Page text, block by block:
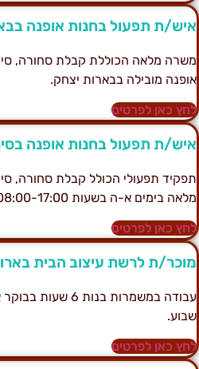
ת תפעול בחנות אופנה
מלאה הכוללת קבלת סחורה,
מובילה בבארות יצחק.
כאן לפרטים
ת תפעול בחנות אופנה
תפעולי הכולל קבלת סחורה,
בימים א-ה בשעות 08:00-17:00.
כאן לפרטים
ת לרשת עיצוב הבית
עבודה במשמרות בנות
כאן לפרטים